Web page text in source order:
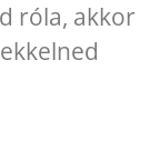
róla, akkor